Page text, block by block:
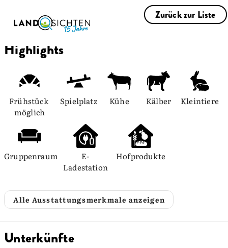
Zurück zur Liste
Highlights
Frühstück
möglich
Spielplatz Kühe Kälber Kleintiere
Gruppenraum
E-
Ladestation
Hofprodukte
Alle Ausstattungsmerkmale anzeigen
Unterkünfte